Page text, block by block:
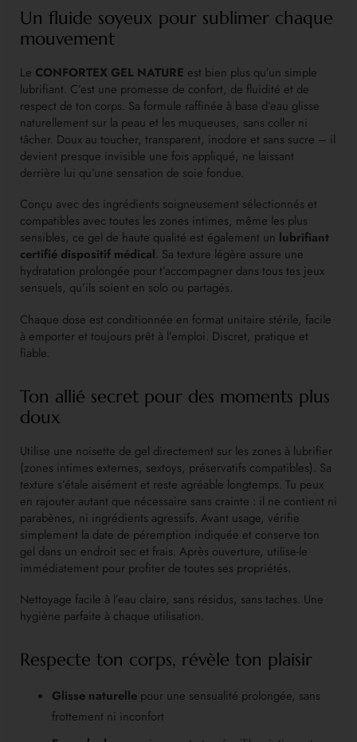
Un fluide soyeux pour sublimer chaque
mouvement
Le CONFORTEX GEL NATURE est bien plus qu’un simple
lubrifiant. C’est une promesse de confort, de fluidité et de
respect de ton corps. Sa formule raffinée à base d’eau glisse
naturellement sur la peau et les muqueuses, sans coller ni
tâcher. Doux au toucher, transparent, inodore et sans sucre – il
devient presque invisible une fois appliqué, ne laissant
derrière lui qu’une sensation de soie fondue.
Conçu avec des ingrédients soigneusement sélectionnés et
compatibles avec toutes les zones intimes, même les plus
sensibles, ce gel de haute qualité est également un lubrifiant
certifié dispositif médical. Sa texture légère assure une
hydratation prolongée pour t’accompagner dans tous tes jeux
sensuels, qu’ils soient en solo ou partagés.
Chaque dose est conditionnée en format unitaire stérile, facile
à emporter et toujours prêt à l’emploi. Discret, pratique et
fiable.
Ton allié secret pour des moments plus
doux
Utilise une noisette de gel directement sur les zones à lubrifier
(zones intimes externes, sextoys, préservatifs compatibles). Sa
texture s’étale aisément et reste agréable longtemps. Tu peux
en rajouter autant que nécessaire sans crainte : il ne contient ni
parabènes, ni ingrédients agressifs. Avant usage, vérifie
simplement la date de péremption indiquée et conserve ton
gel dans un endroit sec et frais. Après ouverture, utilise-le
immédiatement pour profiter de toutes ses propriétés.
Nettoyage facile à l’eau claire, sans résidus, sans taches. Une
hygiène parfaite à chaque utilisation.
Respecte ton corps, révèle ton plaisir
Glisse naturelle pour une sensualité prolongée, sans
frottement ni inconfort